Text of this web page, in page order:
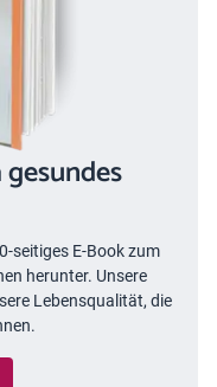
seitiges E-Book zum
herunter. Unsere
Lebensqualität, die